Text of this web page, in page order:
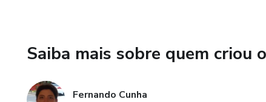
Saiba mais sobre quem criou
Fernando Cunha